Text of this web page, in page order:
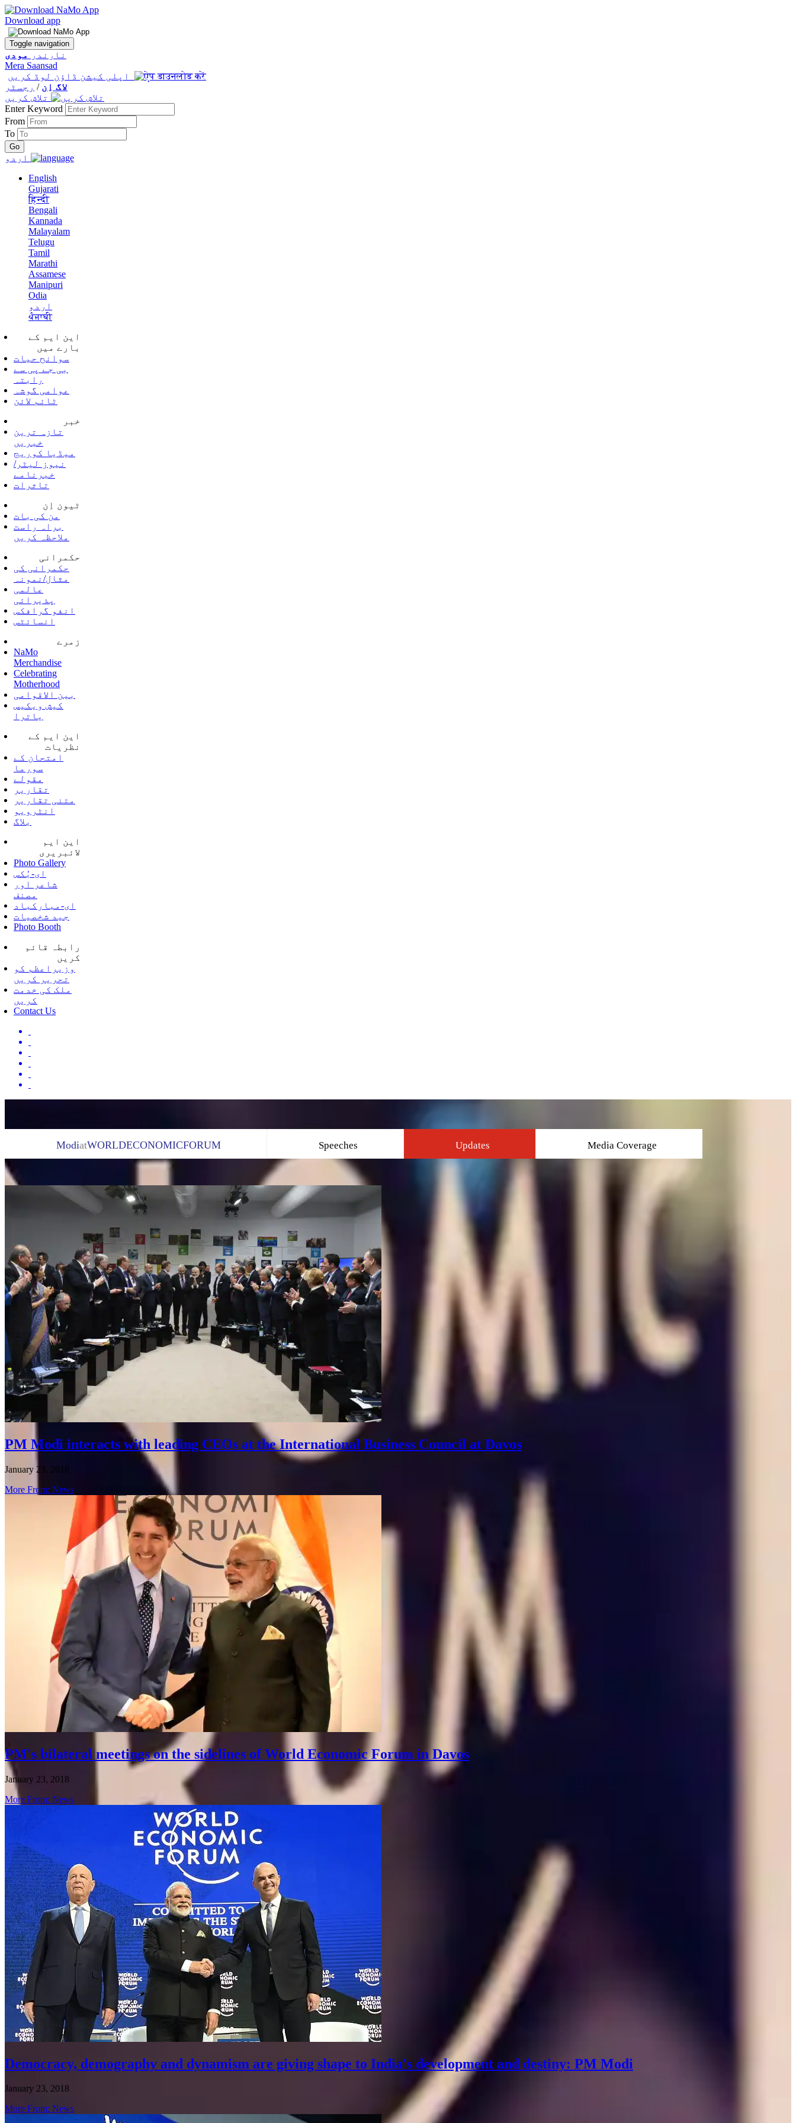
Download app
Toggle navigation
نارندر
مودی
Mera Saansad
اپلی کیشن ڈاؤن لوڈ کریں
لاگ اِن / رجسٹر
Enter Keyword
From
To
English
Gujarati
हिन्दी
Bengali
Kannada
Malayalam
Telugu
Tamil
Marathi
Assamese
Manipuri
Odia
اردو
ਪੰਜਾਬੀ
این ایم کے
بارے میں
سوانح حیات
بی جے پی سے
رابتہ
عوامی گوشہ
ٹائم لائن
خبر
تازہ ترین
خبریں
میڈیا کوریج
نیوز لیٹر/
خبرنامے
تاثرات
ٹیون اِن
من کی بات
براہ راست
ملاحظہ کریں
حکمرانی
حکمرانی کی
مثال/نمونہ
عالمی
پذیرائی
انفو گرافکس
انسائٹس
زمرے
NaMo
Merchandise
Celebrating
Motherhood
بین الاقوامی
کیش ویکیس
یاترا
این ایم کے
نظریات
امتحان کے
سورما
مقولے
تقاریر
متنی تقاریر
انٹرویو
بلاگ
این ایم
لائبریری
Photo Gallery
ای-بُکس
شاعر اور
مصنف
ای-مبارکباد
جید شخصیات
Photo Booth
رابطہ قائم
کریں
وزیراعظم کو
تحریر کریں
ملک کی خدمت
کریں
Contact Us
ModiatWORLDECONOMICFORUM Speeches Updates Media Coverage
PM Modi interacts with leading CEOs at the International Business Council at Davos
January 23, 2018
More From: News
PM's bilateral meetings on the sidelines of World Economic Forum in Davos
January 23, 2018
More From: News
Democracy, demography and dynamism are giving shape to India's development and destiny: PM Modi
January 23, 2018
More From: News